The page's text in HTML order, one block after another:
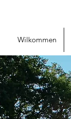
Wilkommen